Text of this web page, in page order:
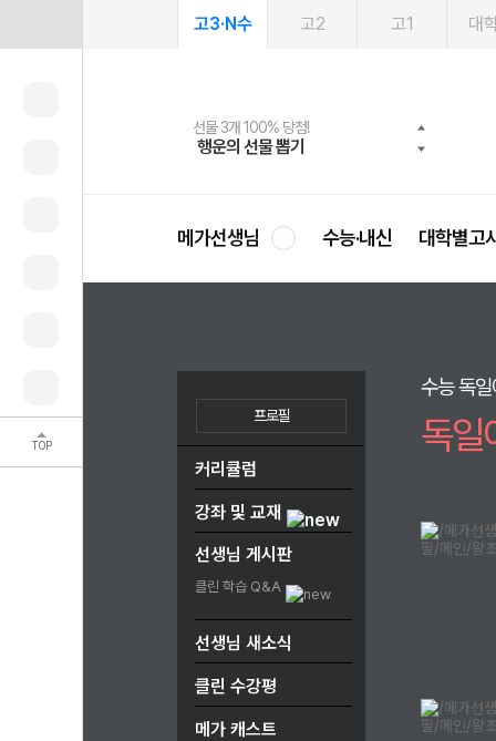
TOP
고3·N수 고2 고1 대
선물 3개 100% 당첨!
행운의 선물 뽑기
선물 100% 증정!
메가스터디 X 올리브
여름방학 스터디 캐시백
메가런 썸머스쿨
2027 러셀 단과
강사 공개선발
스마트러닝앱
설문 EVENT
메가패스
3일 무료 체험권
메가패스 수강생 무료혜택!
메가클럽 멤버십
사회공헌 캠페인
희망이룸 메가나눔
메가선생님 수능·내신 대학별고
커리큘럼
강좌 및 교재
선생님 게시판
클린 학습 Q&A
선생님 새소식
클린 수강평
메가 캐스트
수능 독
독일
프로필